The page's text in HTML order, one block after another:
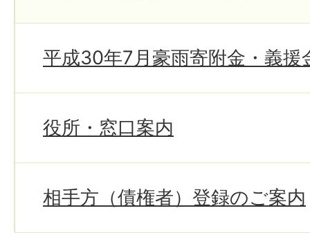
平成30年7月豪雨寄附金・義援
役所・窓口案内
相手方（債権者）登録のご案内